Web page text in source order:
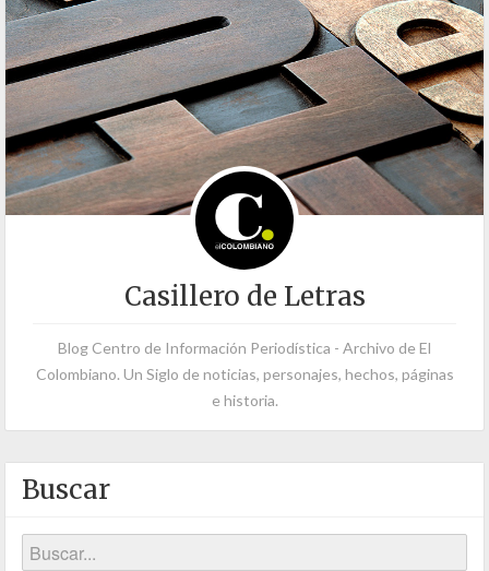
Casillero de Letras
Blog Centro de Información Periodística - Archivo de El
Colombiano. Un Siglo de noticias, personajes, hechos, páginas
e historia.
Buscar